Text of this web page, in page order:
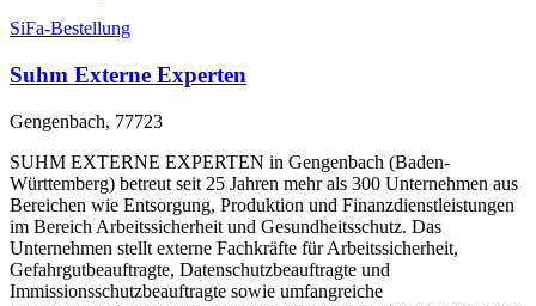
SiFa-Bestellung
Suhm Externe Experten
Gengenbach, 77723
SUHM EXTERNE EXPERTEN in Gengenbach (Baden-
Württemberg) betreut seit 25 Jahren mehr als 300 Unternehmen aus
Bereichen wie Entsorgung, Produktion und Finanzdienstleistungen
im Bereich Arbeitssicherheit und Gesundheitsschutz. Das
Unternehmen stellt externe Fachkräfte für Arbeitssicherheit,
Gefahrgutbeauftragte, Datenschutzbeauftragte und
Immissionsschutzbeauftragte sowie umfangreiche